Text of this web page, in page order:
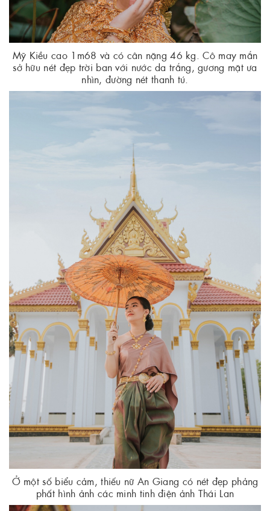
Mỹ Kiều cao 1m68 và có cân nặng 46 kg. Cô may mắn
sở hữu nét đẹp trời ban với nước da trắng, gương mặt ưa
nhìn, đường nét thanh tú.
Ở một số biểu cảm, thiếu nữ An Giang có nét đẹp phảng
phất hình ảnh các minh tinh điện ảnh Thái Lan